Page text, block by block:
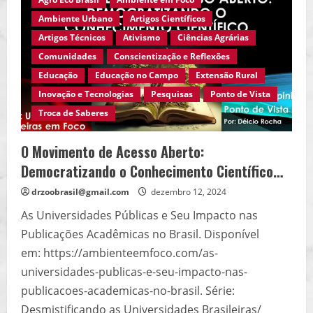
dos
Carroceiros:
Preconceito
e
Humilhação
no
Cotidiano…
Ambiente Urbano
Artigos Científicos
Artigos Técnicos
Ativismo
Ciências Agrárias
Comunidades
Conscientização e Reflexões
Educação
Educação no Campo
Extensão Rural
Inovação e Tecnologias
Pesquisas
Ponto de Vista
Troca de Saberes
O Movimento de Acesso Aberto:
Democratizando o Conhecimento Científico…
drzoobrasil@gmail.com dezembro 12, 2024
As Universidades Públicas e Seu Impacto nas
Publicações Acadêmicas no Brasil. Disponível
em: https://ambienteemfoco.com/as-
universidades-publicas-e-seu-impacto-nas-
publicacoes-academicas-no-brasil. Série:
Desmistificando as Universidades Brasileiras/